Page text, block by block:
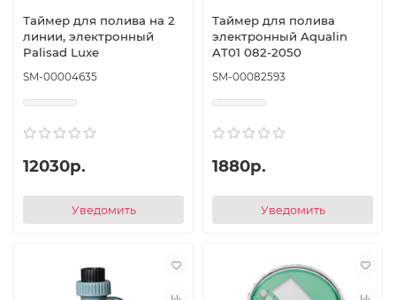
Таймер для полива на 2
линии, электронный
Palisad Luxe
SM-00004635
12030р.
Уведомить
Таймер для полива
электронный Aqualin
AT01 082-2050
SM-00082593
1880р.
Уведомить